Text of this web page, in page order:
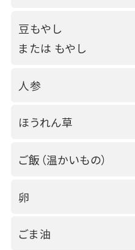
豆もやし
または もやし
人参
ほうれん草
ご飯（温かいもの）
卵
ごま油